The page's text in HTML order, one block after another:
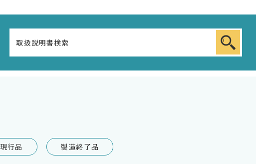
現行品 製造終了品